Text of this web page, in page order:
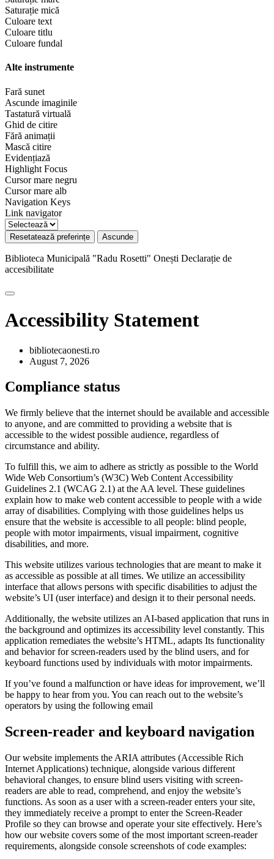
Saturație mică
Culoare text
Culoare titlu
Culoare fundal
Alte instrumente
Fară sunet
Ascunde imaginile
Tastatură virtuală
Ghid de citire
Fără animații
Mască citire
Evidențiază
Highlight Focus
Cursor mare negru
Cursor mare alb
Navigation Keys
Link navigator
Resetatează preferințe Ascunde
Biblioteca Municipală "Radu Rosetti" Onești Declarație de
accesibilitate
Accessibility Statement
bibliotecaonesti.ro
August 7, 2026
Compliance status
We firmly believe that the internet should be available and accessible
to anyone, and are committed to providing a website that is
accessible to the widest possible audience, regardless of
circumstance and ability.
To fulfill this, we aim to adhere as strictly as possible to the World
Wide Web Consortium’s (W3C) Web Content Accessibility
Guidelines 2.1 (WCAG 2.1) at the AA level. These guidelines
explain how to make web content accessible to people with a wide
array of disabilities. Complying with those guidelines helps us
ensure that the website is accessible to all people: blind people,
people with motor impairments, visual impairment, cognitive
disabilities, and more.
This website utilizes various technologies that are meant to make it
as accessible as possible at all times. We utilize an accessibility
interface that allows persons with specific disabilities to adjust the
website’s UI (user interface) and design it to their personal needs.
Additionally, the website utilizes an AI-based application that runs in
the background and optimizes its accessibility level constantly. This
application remediates the website’s HTML, adapts Its functionality
and behavior for screen-readers used by the blind users, and for
keyboard functions used by individuals with motor impairments.
If you’ve found a malfunction or have ideas for improvement, we’ll
be happy to hear from you. You can reach out to the website’s
operators by using the following email
Screen-reader and keyboard navigation
Our website implements the ARIA attributes (Accessible Rich
Internet Applications) technique, alongside various different
behavioral changes, to ensure blind users visiting with screen-
readers are able to read, comprehend, and enjoy the website’s
functions. As soon as a user with a screen-reader enters your site,
they immediately receive a prompt to enter the Screen-Reader
Profile so they can browse and operate your site effectively. Here’s
how our website covers some of the most important screen-reader
requirements, alongside console screenshots of code examples: